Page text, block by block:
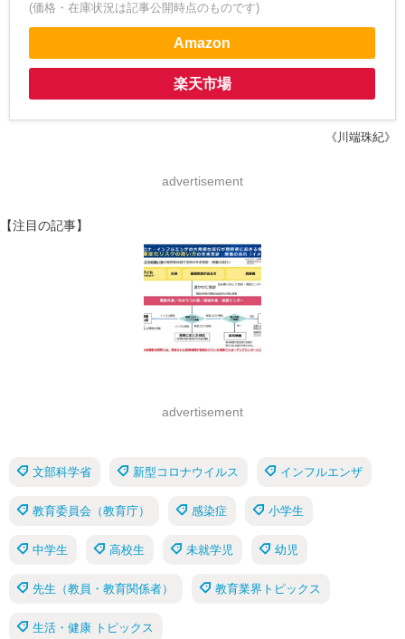
(価格・在庫状況は記事公開時点のものです)
Amazon
楽天市場
《川端珠紀》
advertisement
【注目の記事】
advertisement
文部科学省 新型コロナウイルス インフルエンザ
教育委員会（教育庁） 感染症 小学生
中学生 高校生 未就学児 幼児
先生（教員・教育関係者） 教育業界トピックス
生活・健康 トピックス